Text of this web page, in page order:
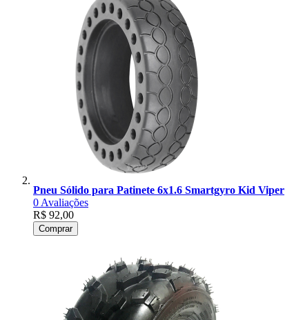
Pneu Sólido para Patinete 6x1.6 Smartgyro Kid Viper
0 Avaliações
R$ 92,00
Comprar